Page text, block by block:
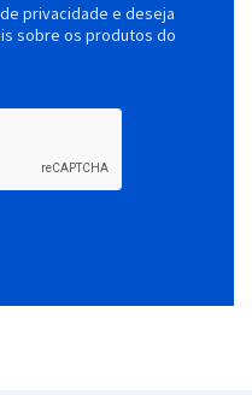
privacidade e deseja
sobre os produtos do